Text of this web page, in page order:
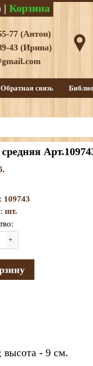
| Корзина
Обратная связь
77 (Антон)
43 (Ирина)
109743
: шт.
+
- 9 см.